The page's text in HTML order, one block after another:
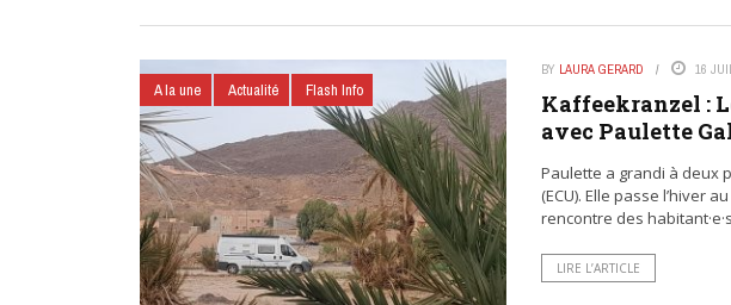
A la une Actualité Flash Info
BY LAURA GERARD 16
Kaffeekranzel :
avec Paulette
Paulette a grandi à deux
(ECU). Elle passe l’hiver
rencontre des
LIRE L’ARTICLE